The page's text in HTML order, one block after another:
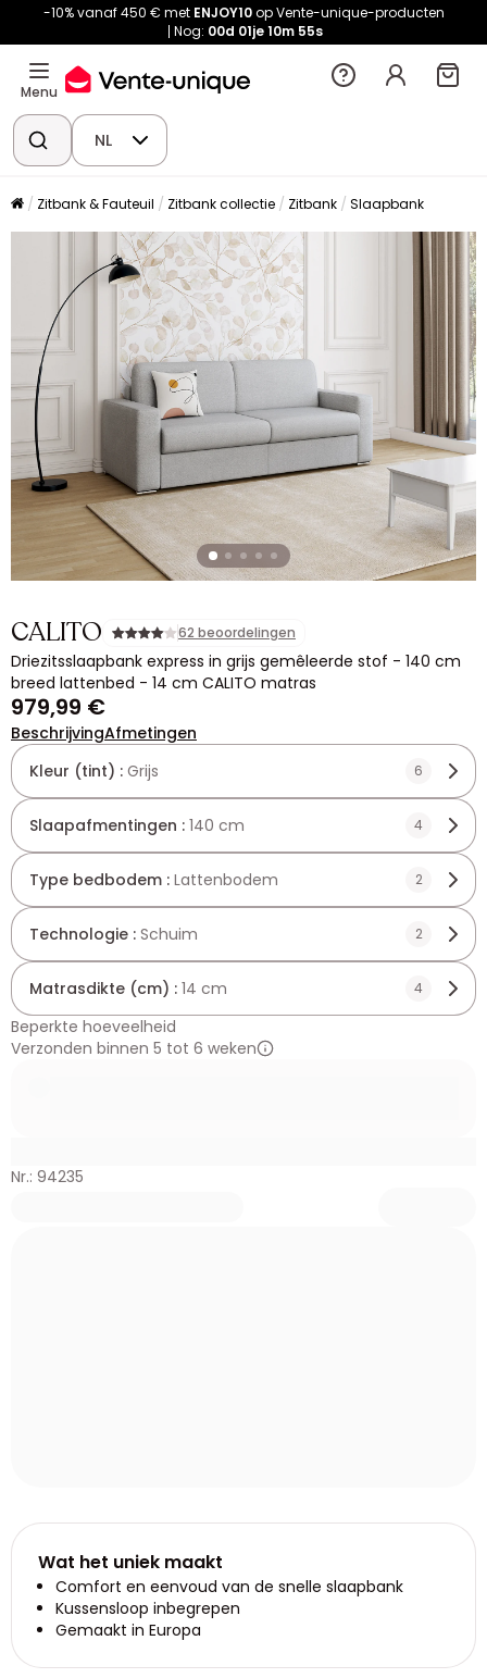
-10% vanaf 450 € met ENJOY10op Vente-unique-producten
Nog: 00d 01je 10m 54s
Menu
NL
Zitbank & Fauteuil Zitbank collectie Zitbank Slaapbank
CALITO 62 beoordelingen
Driezitsslaapbank express in grijs gemêleerde stof - 140 cm
breed lattenbed - 14 cm CALITO matras
979,99 €
BeschrijvingAfmetingen
Kleur (tint) : Grijs 6
Slaapafmentingen : 140 cm 4
Type bedbodem : Lattenbodem 2
Technologie : Schuim 2
Matrasdikte (cm) : 14 cm 4
Beperkte hoeveelheid
Verzonden binnen 5 tot 6 weken
Nr.: 94235
Wat het uniek maakt
Comfort en eenvoud van de snelle slaapbank
Kussensloop inbegrepen
Gemaakt in Europa